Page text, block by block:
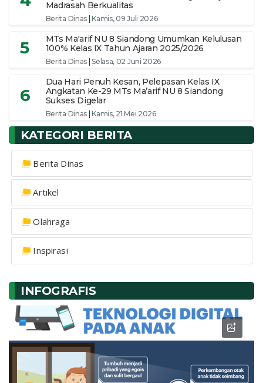
Madrasah Berkualitas
Berita Dinas |Kamis, 09 Juli 2026
5
MTs Ma'arif NU 8 Siandong Umumkan Kelulusan
100% Kelas IX Tahun Ajaran 2025/2026
Berita Dinas |Selasa, 02 Juni 2026
6
Dua Hari Penuh Kesan, Pelepasan Kelas IX
Angkatan Ke-29 MTs Ma’arif NU 8 Siandong
Sukses Digelar
Berita Dinas |Kamis, 21 Mei 2026
KATEGORI BERITA
Berita Dinas
Artikel
Olahraga
Inspirasi
INFOGRAFIS